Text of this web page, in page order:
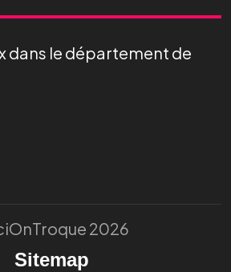
dans le département de
2026
Sitemap